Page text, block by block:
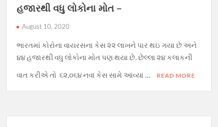
હજારથી વધુ લોકોના મોત –
August 10, 2020
ભારતમાં કોરોના વાયરસના કેસ ૨૨ લાખને પાર થઇ ગયા છે અને
૪૪ હજારથી વધુ લોકોના મોત પણ થયા છે. છેલ્લા ૨૪ કલાકની
વાત કરીએ તો ૬૨,૦૬૪ નવા કેસ સામે આવ્યા …
READ MORE